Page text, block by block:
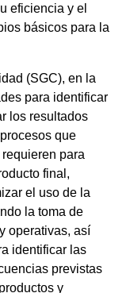
eficiencia y el
básicos para la
(SGC), en la
para identificar
los resultados
que
para
final,
el uso de la
la toma de
operativas, así
identificar las
previstas
y